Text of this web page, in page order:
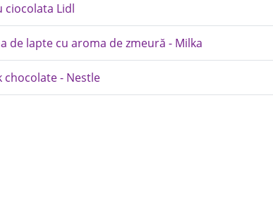
ciocolata Lidl
de lapte cu aroma de zmeură - Milka
chocolate - Nestle